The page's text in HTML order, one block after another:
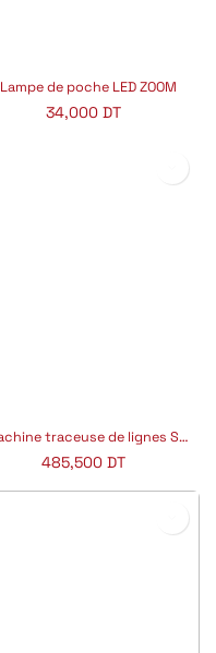
Lampe de poche LED ZOOM
34,000 DT
Machine traceuse de lignes STRIPER 1
485,500 DT